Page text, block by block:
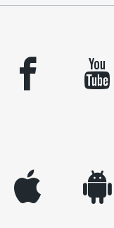
facebook youtube
appleinc android